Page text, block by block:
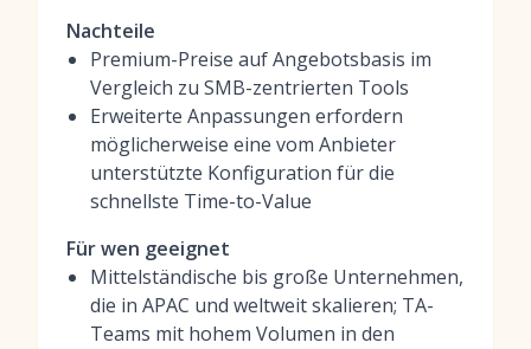
Nachteile
Premium-Preise auf Angebotsbasis im
Vergleich zu SMB-zentrierten Tools
Erweiterte Anpassungen erfordern
möglicherweise eine vom Anbieter
unterstützte Konfiguration für die
schnellste Time-to-Value
Für wen geeignet
Mittelständische bis große Unternehmen,
die in APAC und weltweit skalieren; TA-
Teams mit hohem Volumen in den